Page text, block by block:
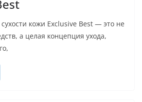
кожи Exclusive Best — это не
а целая концепция ухода,